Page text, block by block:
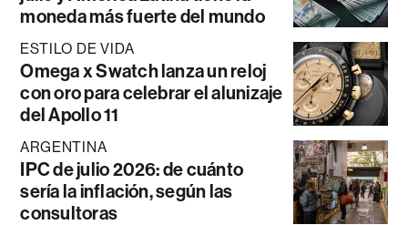
moneda más fuerte del mundo
ESTILO DE VIDA
Omega x Swatch lanza un reloj
con oro para celebrar el alunizaje
del Apollo 11
ARGENTINA
IPC de julio 2026: de cuánto
sería la inflación, según las
consultoras